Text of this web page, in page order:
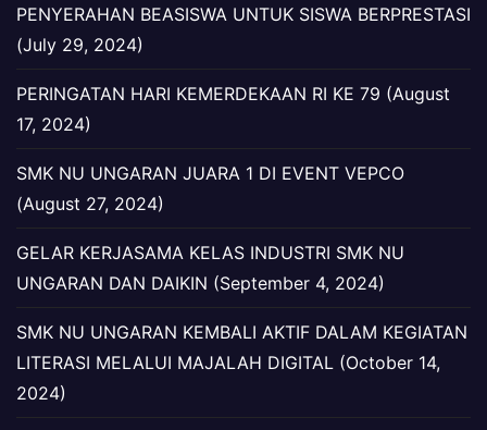
PENYERAHAN BEASISWA UNTUK SISWA BERPRESTASI
(July 29, 2024)
PERINGATAN HARI KEMERDEKAAN RI KE 79 (August
17, 2024)
SMK NU UNGARAN JUARA 1 DI EVENT VEPCO
(August 27, 2024)
GELAR KERJASAMA KELAS INDUSTRI SMK NU
UNGARAN DAN DAIKIN (September 4, 2024)
SMK NU UNGARAN KEMBALI AKTIF DALAM KEGIATAN
LITERASI MELALUI MAJALAH DIGITAL (October 14,
2024)